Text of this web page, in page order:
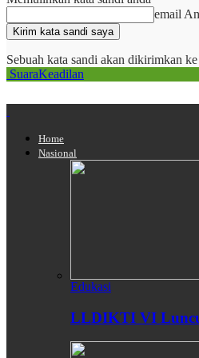
email
Sebuah kata sandi akan dikirimkan
SuaraKeadilan
Home
Nasional
Edukasi
LLDIKTI VI